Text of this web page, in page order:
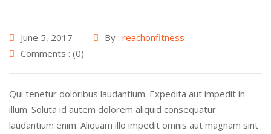
June 5, 2017 By : reachonfitness
Comments : (0)
Qui tenetur doloribus laudantium. Expedita aut impedit in
illum. Soluta id autem dolorem aliquid consequatur
laudantium enim. Aliquam illo impedit omnis aut magnam sint